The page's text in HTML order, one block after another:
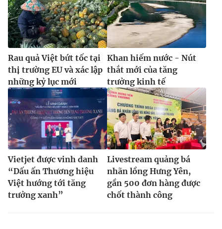
Rau quả Việt bứt tốc tại
thị trường EU và xác lập
những kỷ lục mới
Khan hiếm nước - Nút
thắt mới của tăng
trưởng kinh tế
Vietjet được vinh danh
“Dấu ấn Thương hiệu
Việt hướng tới tăng
trưởng xanh”
Livestream quảng bá
nhãn lồng Hưng Yên,
gần 500 đơn hàng được
chốt thành công